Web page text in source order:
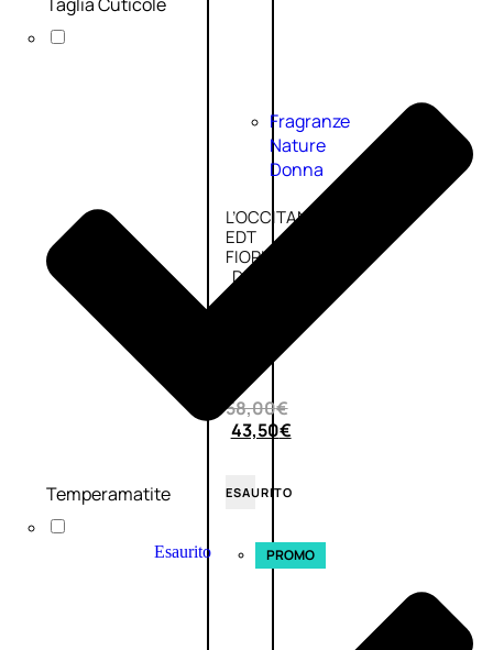
Fragranze
Nature
Donna
L’OCCITANE
EDT
FIORI
DI
58,00€
43,50€
ESAURITO
Esaurito PROMO
Temperamatite